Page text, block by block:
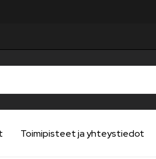
Toimipisteet ja yhteystiedot